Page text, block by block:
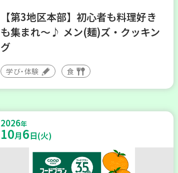
【第3地区本部】初心者も料理好き
も集まれ～♪ メン(麺)ズ・クッキン
グ
学び・体験 食
2026年
10月6日(火)